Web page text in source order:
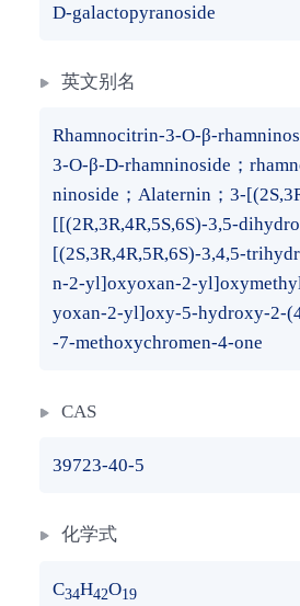
D-galactopyranoside
英文别名
Rhamnocitrin-3-O-β-
3-O-β-D-rhamninoside；
ninoside；Alaternin；3-
[[(2R,3R,4R,5S,6S)-3,5-
[(2S,3R,4R,5R,6S)-3,4,5-
n-2-yl]oxyoxan-2-
yoxan-2-yl]oxy-5-hydroxy-2-
-7-methoxychromen-4-one
CAS
39723-40-5
化学式
C34H42O19